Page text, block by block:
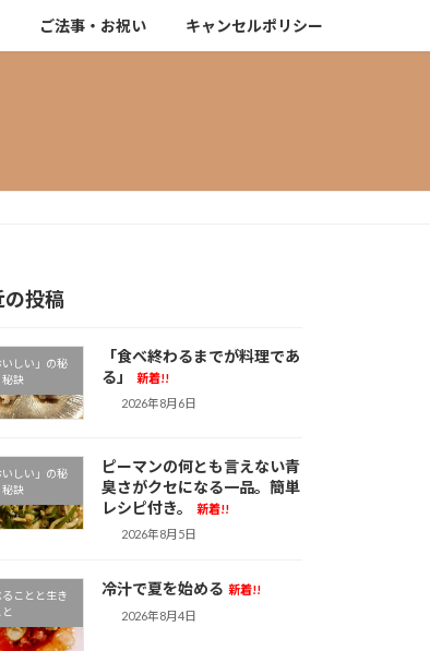
ご法事・お祝い キャンセルポリシー
の投稿
いしい」の秘
秘訣
「食べ終わるまでが料理であ
る」
新着!!
2026年8月6日
いしい」の秘
秘訣
ピーマンの何とも言えない青
臭さがクセになる一品。簡単
レシピ付き。
新着!!
2026年8月5日
ることと生き
と
冷汁で夏を始める 新着!!
2026年8月4日